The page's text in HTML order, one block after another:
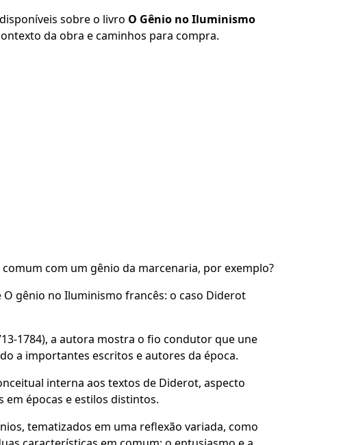
sobre o livro O Gênio no Iluminismo
da obra e caminhos para compra.
com um gênio da marcenaria, por exemplo?
gênio no Iluminismo francês: o caso Diderot
1784), a autora mostra o fio condutor que une
a importantes escritos e autores da época.
interna aos textos de Diderot, aspecto
em épocas e estilos distintos.
tematizados em uma reflexão variada, como